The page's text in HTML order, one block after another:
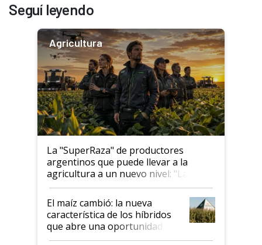
Seguí leyendo
Agricultura
La "SuperRaza" de productores
argentinos que puede llevar a la
agricultura a un nuevo nivel: "Las
posibilidades de crecimiento son
infinitas"
El maíz cambió: la nueva
característica de los híbridos
que abre una oportunidad en
el lote